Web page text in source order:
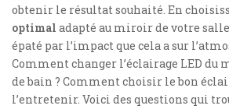
obtenir le résultat souhaité. En
optimal adapté au miroir de votre
épaté par l’impact que cela a sur
Comment changer l’éclairage LED du
de bain ? Comment choisir le bon
l’entretenir. Voici des questions qui